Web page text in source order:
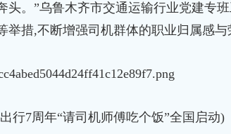
头。”乌鲁木齐市交通运输行业党建专
举措,不断增强司机群体的职业归属感与
7周年“请司机师傅吃个饭”全国启动)